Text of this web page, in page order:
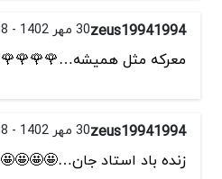
zeus1994199430 مهر 1402 - 00:08
معرکه مثل همیشه…🌹🌹🌹🌹
zeus1994199430 مهر 1402 - 00:08
زنده باد استاد جان…🤩🤩🤩🤩